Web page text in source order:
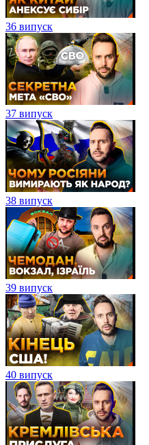
36 випуск
37 випуск
38 випуск
39 випуск
40 випуск